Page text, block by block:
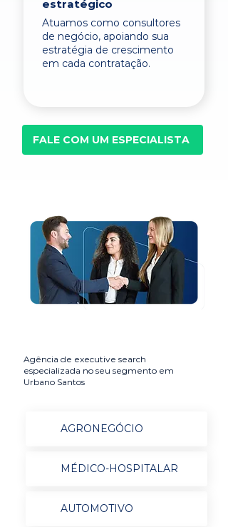
estratégico
Atuamos como consultores
de negócio, apoiando sua
estratégia de crescimento
em cada contratação.
FALE COM UM ESPECIALISTA
Agência de executive search
especializada no seu segmento em
Urbano Santos
AGRONEGÓCIO
MÉDICO-HOSPITALAR
AUTOMOTIVO